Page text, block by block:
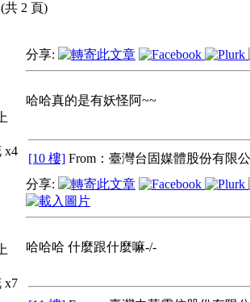
(共 2 頁)
x4
分享:
哈哈真的是有妖怪阿~~
[10 樓] From：臺灣台固媒體股份有限
x7
分享:
哈哈哈 什麼跟什麼嘛-/-